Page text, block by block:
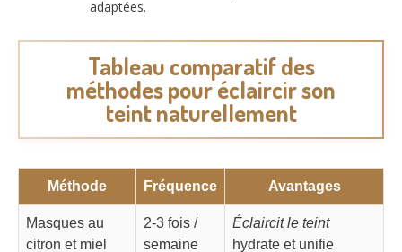
adaptées.
Tableau comparatif des
méthodes pour éclaircir son
teint naturellement
Méthode Fréquence Avantages
Masques au
citron et miel
2-3 fois /
semaine
Éclaircit le teint
hydrate et unifie